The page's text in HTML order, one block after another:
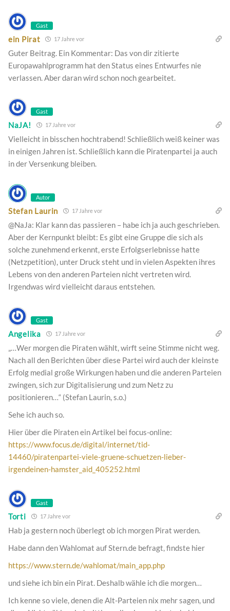
Gast
ein Pirat 17 Jahre vor
Guter Beitrag. Ein Kommentar: Das von dir zitierte
Europawahlprogramm hat den Status eines Entwurfes nie
verlassen. Aber daran wird schon noch gearbeitet.
Gast
NaJA! 17 Jahre vor
Vielleicht in bisschen hochtrabend! Schließlich weiß keiner was
in einigen Jahren ist. Schließlich kann die Piratenpartei ja auch
in der Versenkung bleiben.
Autor
Stefan Laurin 17 Jahre vor
@NaJa: Klar kann das passieren – habe ich ja auch geschrieben.
Aber der Kernpunkt bleibt: Es gibt eine Gruppe die sich als
solche zunehmend erkennt, erste Erfolgserlebnisse hatte
(Netzpetition), unter Druck steht und in vielen Aspekten ihres
Lebens von den anderen Parteien nicht vertreten wird.
Irgendwas wird vielleicht daraus entstehen.
Gast
Angelika 17 Jahre vor
„…Wer morgen die Piraten wählt, wirft seine Stimme nicht weg.
Nach all den Berichten über diese Partei wird auch der kleinste
Erfolg medial große Wirkungen haben und die anderen Parteien
zwingen, sich zur Digitalisierung und zum Netz zu
positionieren…“ (Stefan Laurin, s.o.)
Sehe ich auch so.
Hier über die Piraten ein Artikel bei focus-online:
https://www.focus.de/digital/internet/tid-
14460/piratenpartei-viele-gruene-schuetzen-lieber-
irgendeinen-hamster_aid_405252.html
Gast
Torti 17 Jahre vor
Hab ja gestern noch überlegt ob ich morgen Pirat werden.
Habe dann den Wahlomat auf Stern.de befragt, findste hier
https://www.stern.de/wahlomat/main_app.php
und siehe ich bin ein Pirat. Deshalb wähle ich die morgen…
Ich kenne so viele, denen die Alt-Parteien nix mehr sagen, und